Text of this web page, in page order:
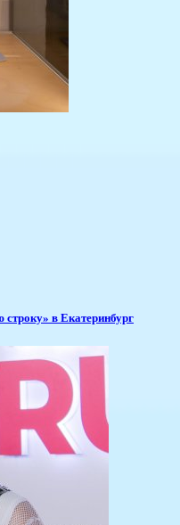
в Екатеринбург